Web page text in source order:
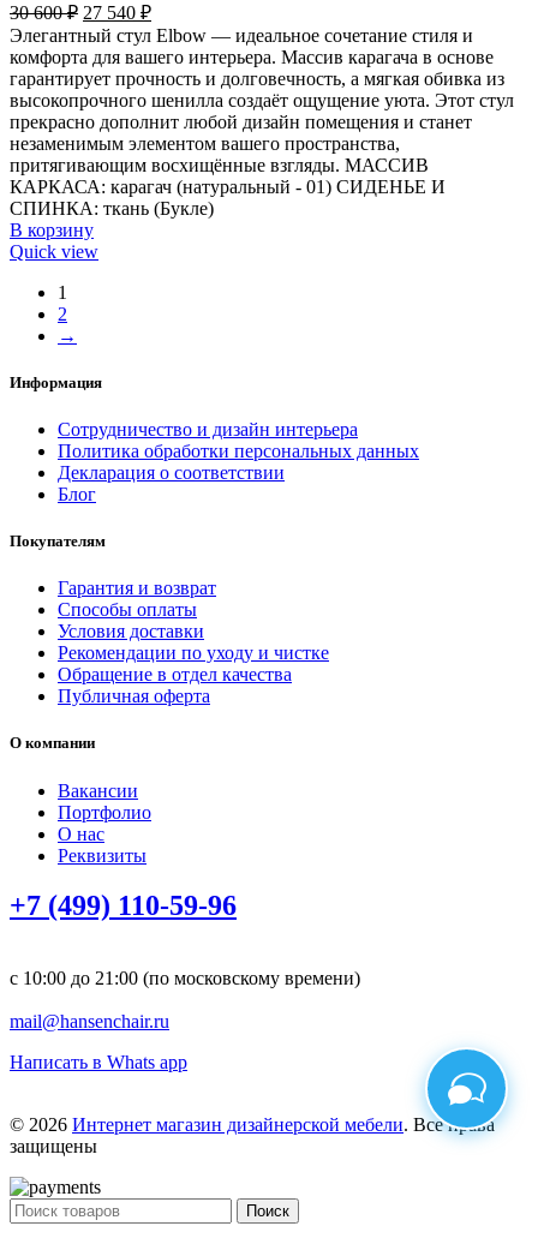
30 600₽ 27 540 ₽
Элегантный стул Elbow — идеальное сочетание стиля и
комфорта для вашего интерьера. Массив карагача в основе
гарантирует прочность и долговечность, а мягкая обивка из
высокопрочного шенилла создаёт ощущение уюта. Этот стул
прекрасно дополнит любой дизайн помещения и станет
незаменимым элементом вашего пространства,
притягивающим восхищённые взгляды. МАССИВ
КАРКАСА: карагач (натуральный - 01) СИДЕНЬЕ И
СПИНКА: ткань (Букле)
В корзину
Quick view
1
2
→
Информация
Сотрудничество и дизайн интерьера
Политика обработки персональных данных
Декларация о соответствии
Блог
Покупателям
Гарантия и возврат
Способы оплаты
Условия доставки
Рекомендации по уходу и чистке
Обращение в отдел качества
Публичная оферта
О компании
Вакансии
Портфолио
О нас
Реквизиты
+7 (499) 110-59-96
с 10:00 до 21:00 (по московскому времени)
mail@hansenchair.ru
Написать в Whats app
© 2026 Интернет магазин дизайнерской мебели. Все права
защищены
Поиск